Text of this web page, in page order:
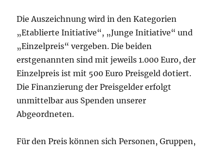
Die Auszeichnung wird in den Kategorien
„Etablierte Initiative“, „Junge Initiative“ und
„Einzelpreis“ vergeben. Die beiden
erstgenannten sind mit jeweils 1.000 Euro, der
Einzelpreis ist mit 500 Euro Preisgeld dotiert.
Die Finanzierung der Preisgelder erfolgt
unmittelbar aus Spenden unserer
Abgeordneten.
Für den Preis können sich Personen, Gruppen,